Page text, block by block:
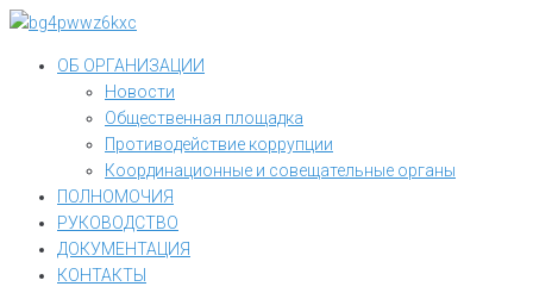
Перейти
контентуОБ ОРГАНИЗАЦИИ
Новости
Общественная площадка
Противодействие коррупции
Координационные и совещательные органы
ПОЛНОМОЧИЯ
РУКОВОДСТВО
ДОКУМЕНТАЦИЯ
КОНТАКТЫ